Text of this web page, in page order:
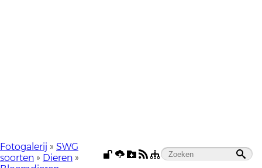
Fotogalerij » SWG
soorten » Dieren »